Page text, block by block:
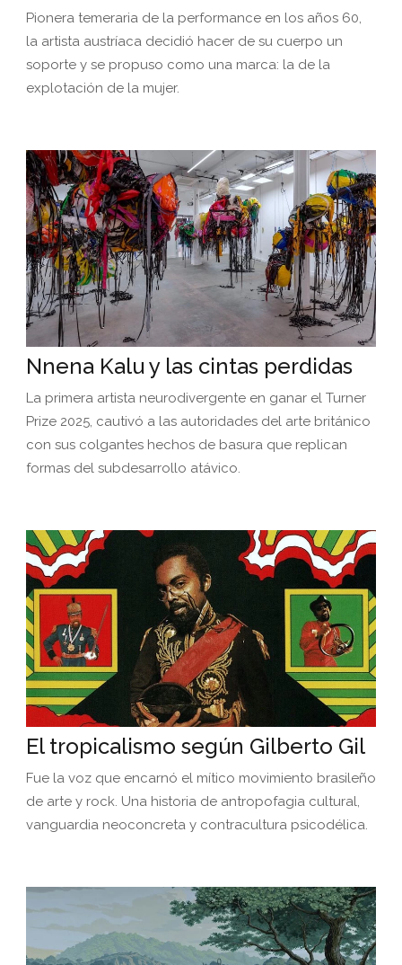
Pionera temeraria de la performance en los años 60,
la artista austríaca decidió hacer de su cuerpo un
soporte y se propuso como una marca: la de la
explotación de la mujer.
Nnena Kalu y las cintas perdidas
La primera artista neurodivergente en ganar el Turner
Prize 2025, cautivó a las autoridades del arte británico
con sus colgantes hechos de basura que replican
formas del subdesarrollo atávico.
El tropicalismo según Gilberto Gil
Fue la voz que encarnó el mítico movimiento brasileño
de arte y rock. Una historia de antropofagia cultural,
vanguardia neoconcreta y contracultura psicodélica.